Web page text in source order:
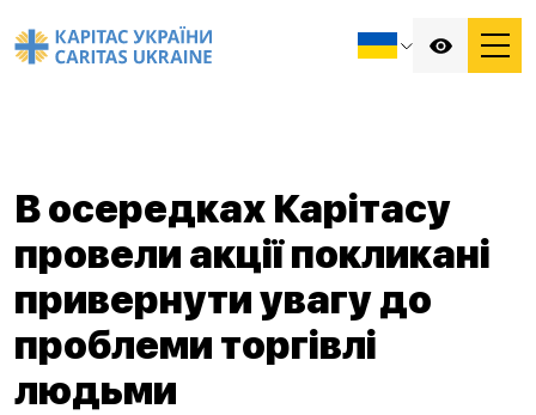
В осередках Карітасу
провели акції покликані
привернути увагу до
проблеми торгівлі
людьми